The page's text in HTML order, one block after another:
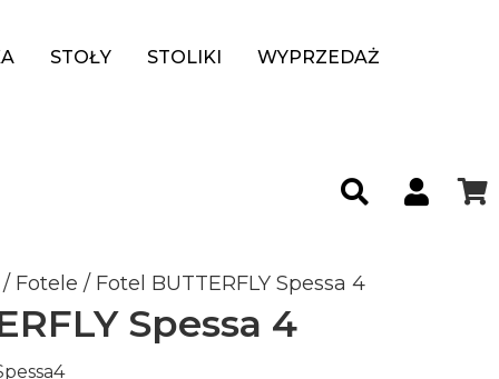
STOŁY STOLIKI WYPRZEDAŻ
/ Fotele / Fotel BUTTERFLY Spessa 4
Spessa 4